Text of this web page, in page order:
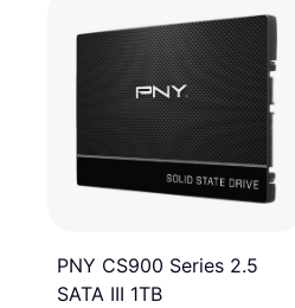
PNY CS900 Series 2.5
SATA III 1TB